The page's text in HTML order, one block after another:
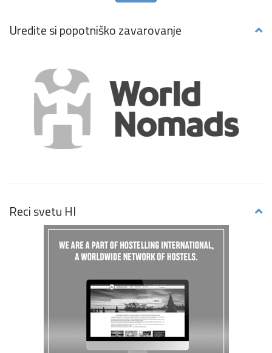
Uredite si popotniško zavarovanje
Reci svetu HI